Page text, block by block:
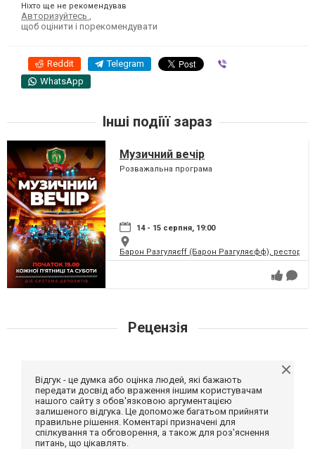
Ніхто ще не рекомендував
Авторизуйтесь
щоб оцінити і порекомендувати
Reddit Telegram
WhatsApp
Інші подіїї зараз
Музичний вечір
Розважальна програма
14 - 15 серпня, 19:00
Барон Разгуляєff (Барон Разгуляєфф),
Рецензія
Відгук - це думка або оцінка людей, які бажають
передати досвід або враження іншим користувачам
нашого сайту з обов'язковою аргументацією
залишеного відгука. Це допоможе багатьом прийняти
правильне рішення. Коментарі призначені для
спілкування та обговорення, а також для роз'яснення
питань, що цікавлять.